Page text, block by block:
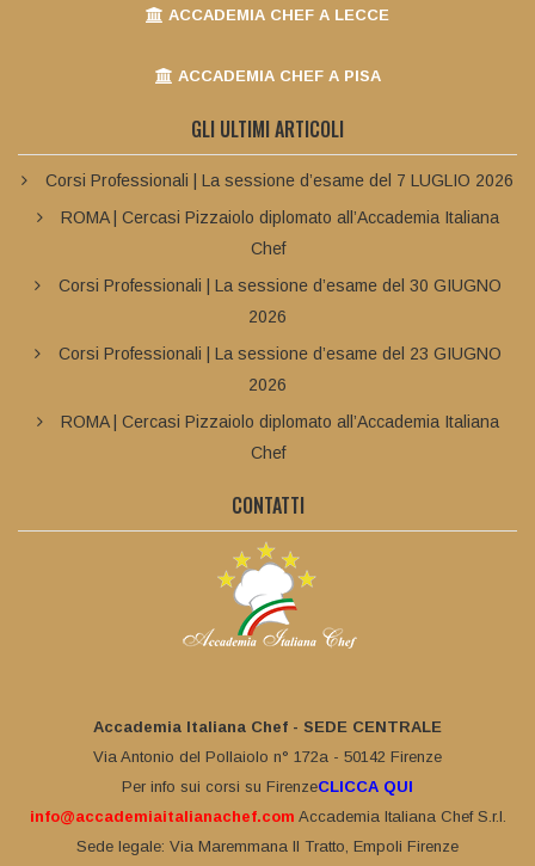
ACCADEMIA CHEF A LECCE
ACCADEMIA CHEF A PISA
GLI ULTIMI ARTICOLI
Corsi Professionali | La sessione d’esame del 7 LUGLIO 2026
ROMA | Cercasi Pizzaiolo diplomato all’Accademia Italiana
Chef
Corsi Professionali | La sessione d’esame del 30 GIUGNO
2026
Corsi Professionali | La sessione d’esame del 23 GIUGNO
2026
ROMA | Cercasi Pizzaiolo diplomato all’Accademia Italiana
Chef
CONTATTI
Accademia Italiana Chef - SEDE CENTRALE
Via Antonio del Pollaiolo n° 172a - 50142 Firenze
Per info sui corsi su FirenzeCLICCA QUI
info@accademiaitalianachef.com Accademia Italiana Chef S.r.l.
Sede legale: Via Maremmana II Tratto, Empoli Firenze